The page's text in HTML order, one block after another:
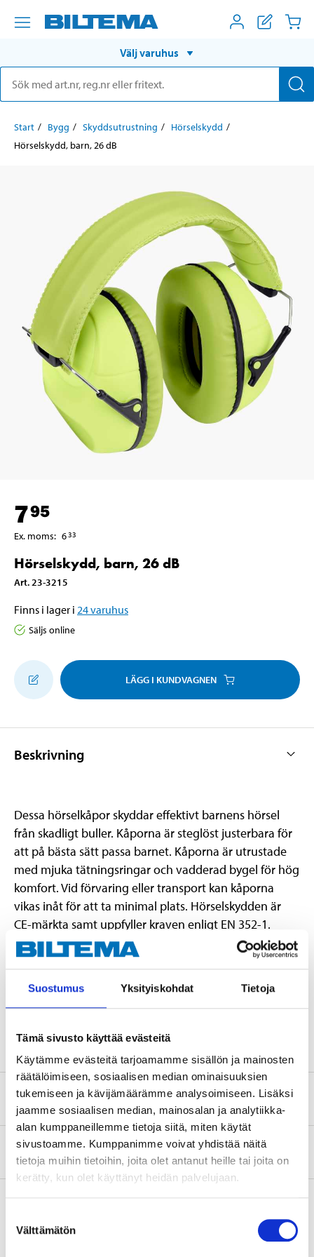
Suostumus Yksityiskohdat Tietoja
Tämä sivusto käyttää evästeitä
Käytämme evästeitä tarjoamamme sisällön ja mainosten
räätälöimiseen, sosiaalisen median ominaisuuksien
tukemiseen ja kävijämäärämme analysoimiseen. Lisäksi
jaamme sosiaalisen median, mainosalan ja analytiikka-
alan kumppaneillemme tietoja siitä, miten käytät
sivustoamme. Kumppanimme voivat yhdistää näitä
tietoja muihin tietoihin, joita olet antanut heille tai joita on
kerätty, kun olet käyttänyt heidän palvelujaan.
valinta
Välttämätön
Välj varuhus
Start Bygg Skyddsutrustning
Hörselskydd
Hörselskydd, barn, 26 dB
795
Ex. moms: 633
Hörselskydd, barn, 26 dB
Art. 23-3215
Finns i lager i 24varuhus
Säljs online
LÄGG I KUNDVAGNEN
Beskrivning
Dessa hörselkåpor skyddar effektivt barnens hörsel
från skadligt buller. Kåporna är steglöst justerbara för
att på bästa sätt passa barnet. Kåporna är utrustade
med mjuka tätningsringar och vadderad bygel för hög
komfort. Vid förvaring eller transport kan kåporna
vikas inåt för att ta minimal plats. Hörselskydden är
CE-märkta samt uppfyller kraven enligt EN 352-1.
Säkerhetsinformation och övriga dokument
Om tillverkaren